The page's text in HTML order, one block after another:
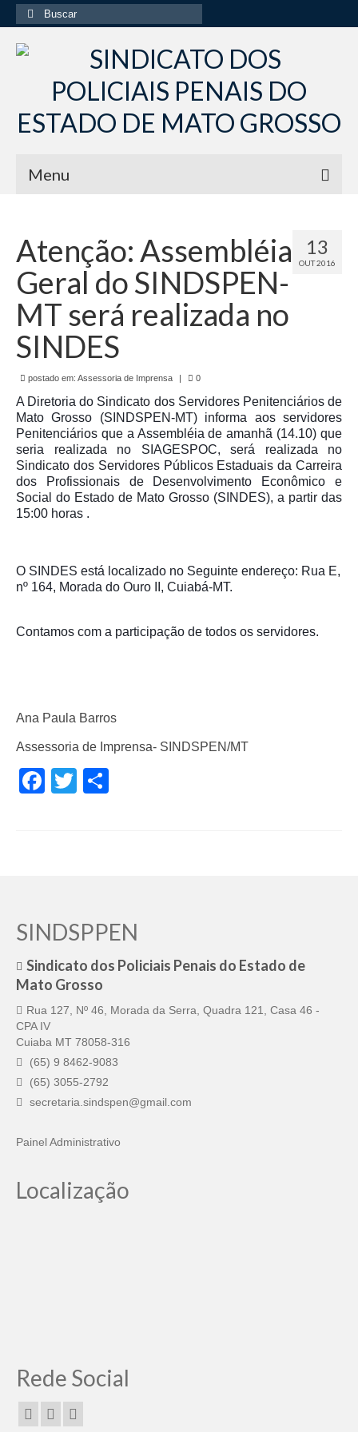
Buscar
por:
Menu
Institucional
Diretoria Sindsppen
Histórico do Sindsppen
Histórico do Sistema Penitenciário do Estado
Formulário de Requerimento Padrão Sindsppen
Estatuto do Sindsppen
Tabela Salarial do Sistema Penitenciário
Serviços prestados pelo Sindicato dos
Servidores Penitenciários de Mato Grosso
Notícias Gerais
Pautas Nacionais
Convênios
13
OUT 2016
Atenção: Assembléia
Geral do SINDSPEN-
MT será realizada no
SINDES
postado em: Assessoria de Imprensa | 0
A Diretoria do Sindicato dos Servidores Penitenciários de
Mato Grosso (SINDSPEN-MT) informa aos servidores
Penitenciários que a Assembléia de amanhã (14.10) que
seria realizada no SIAGESPOC, será realizada no
Sindicato dos Servidores Públicos Estaduais da Carreira
dos Profissionais de Desenvolvimento Econômico e
Social do Estado de Mato Grosso (SINDES), a partir das
15:00 horas .
O SINDES está localizado no Seguinte endereço: Rua E,
nº 164, Morada do Ouro II, Cuiabá-MT.
Contamos com a participação de todos os servidores.
Ana Paula Barros
Assessoria de Imprensa- SINDSPEN/MT
Facebook
Twitter
SINDSPPEN
Sindicato dos Policiais Penais do Estado de
Mato Grosso
Rua 127, Nº 46, Morada da Serra, Quadra 121, Casa 46 -
CPA IV
Cuiaba MT 78058-316
(65) 9 8462-9083
(65) 3055-2792
secretaria.sindspen@gmail.com
Painel Administrativo
Localização
Rede Social